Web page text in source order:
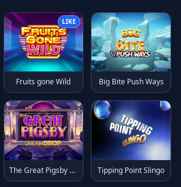
LIKE
Fruits gone Wild Big Bite Push Ways
The Great Pigsby Dream Drop Tipping Point Slingo